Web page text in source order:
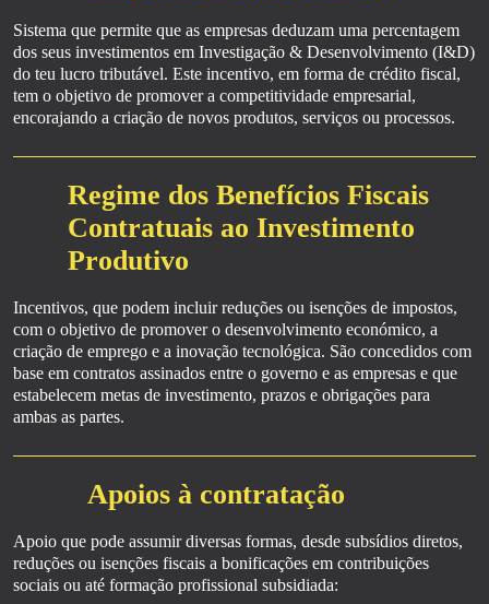
Sistema que permite que as empresas deduzam uma percentagem
dos seus investimentos em Investigação & Desenvolvimento (I&D)
do teu lucro tributável. Este incentivo, em forma de crédito fiscal,
tem o objetivo de promover a competitividade empresarial,
encorajando a criação de novos produtos, serviços ou processos.
Regime dos Benefícios Fiscais
Contratuais ao Investimento
Produtivo
Incentivos, que podem incluir reduções ou isenções de impostos,
com o objetivo de promover o desenvolvimento económico, a
criação de emprego e a inovação tecnológica. São concedidos com
base em contratos assinados entre o governo e as empresas e que
estabelecem metas de investimento, prazos e obrigações para
ambas as partes.
Apoios à contratação
Apoio que pode assumir diversas formas, desde subsídios diretos,
reduções ou isenções fiscais a bonificações em contribuições
sociais ou até formação profissional subsidiada: